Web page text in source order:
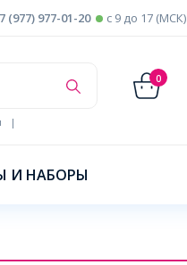
(977) 977-01-20 c 9 до 17 (МСК)
0
|
И НАБОРЫ